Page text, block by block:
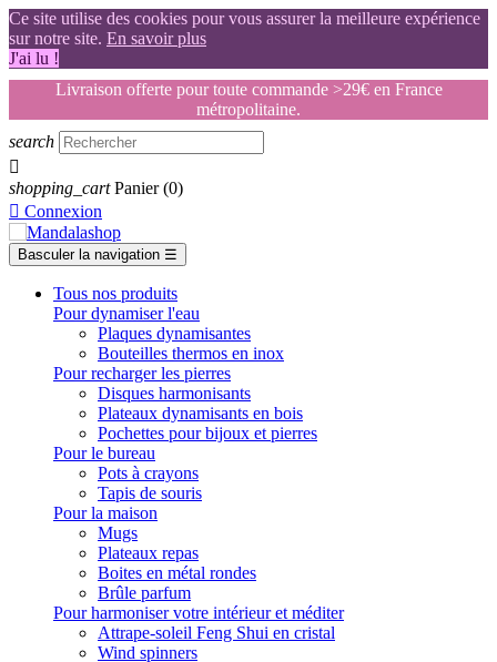
Ce site utilise des cookies pour vous assurer la meilleure expérience
sur notre site. En savoir plus
J'ai lu !
Livraison offerte pour toute commande >29€ en France
métropolitaine.
search

shopping_cart Panier (0)
 Connexion
Basculer la navigation ☰
Tous nos produits
Pour dynamiser l'eau
Plaques dynamisantes
Bouteilles thermos en inox
Pour recharger les pierres
Disques harmonisants
Plateaux dynamisants en bois
Pochettes pour bijoux et pierres
Pour le bureau
Pots à crayons
Tapis de souris
Pour la maison
Mugs
Plateaux repas
Boites en métal rondes
Brûle parfum
Pour harmoniser votre intérieur et méditer
Attrape-soleil Feng Shui en cristal
Wind spinners